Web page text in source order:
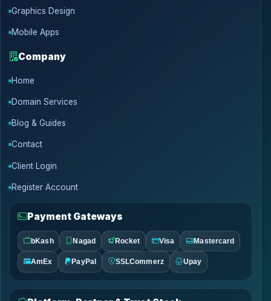
Graphics Design
Mobile Apps
Company
Home
Domain Services
Blog & Guides
Contact
Client Login
Register Account
Payment Gateways
bKash Nagad Rocket Visa Mastercard
AmEx PayPal SSLCommerz Upay